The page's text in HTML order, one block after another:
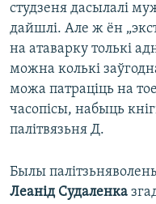
студзеня дасылалі
дайшлі. Але ж ён
на атаварку толькі
можна колькі
можа патраціць на
часопісы, набыць
палітвязьня Д.
Былы
Леанід Судаленка